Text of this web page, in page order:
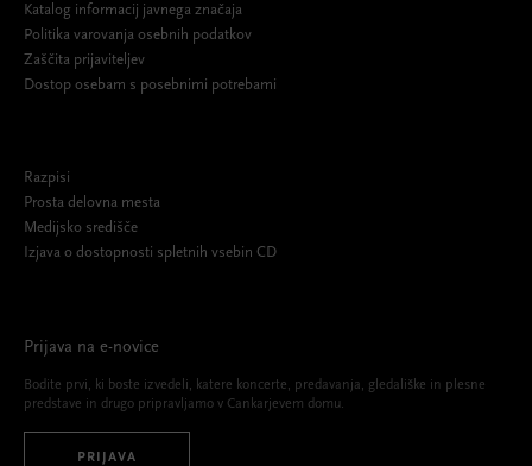
Katalog informacij javnega značaja
Politika varovanja osebnih podatkov
Zaščita prijaviteljev
Dostop osebam s posebnimi potrebami
Razpisi
Prosta delovna mesta
Medijsko središče
Izjava o dostopnosti spletnih vsebin CD
Prijava na e-novice
Bodite prvi, ki boste izvedeli, katere koncerte, predavanja, gledališke in plesne
predstave in drugo pripravljamo v Cankarjevem domu.
PRIJAVA